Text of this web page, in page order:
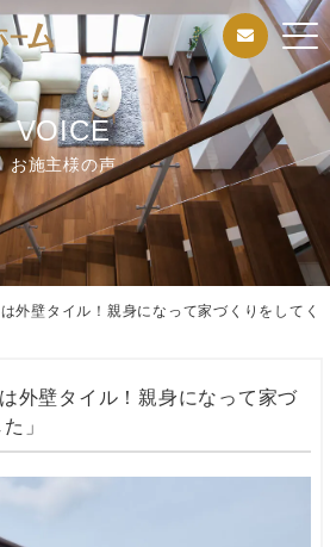
VOICE
お施主様の声
外壁タイル！親身になって家づくりをしてく
外壁タイル！親身になって家づ
」